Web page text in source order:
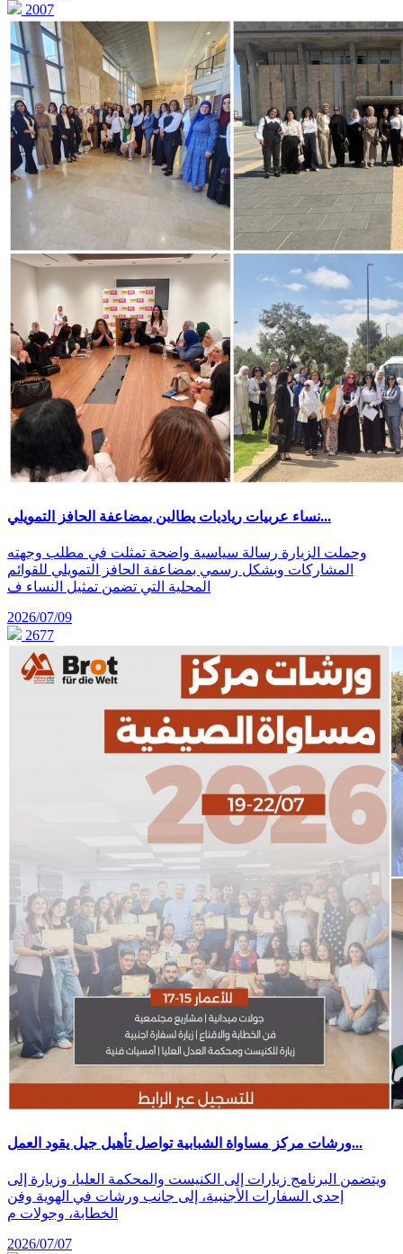
2007
نساء عربيات رياديات يطالبن بمضاعفة الحافز التمويلي...
وحملت الزيارة رسالة سياسية واضحة تمثلت في مطلب وجهته
المشاركات وبشكل رسمي بمضاعفة الحافز التمويلي للقوائم
المحلية التي تضمن تمثيل النساء ف
2026/07/09
2677
ورشات مركز مساواة الشبابية تواصل تأهيل جيل يقود العمل...
ويتضمن البرنامج زيارات إلى الكنيست والمحكمة العليا، وزيارة إلى
إحدى السفارات الأجنبية، إلى جانب ورشات في الهوية وفن
الخطابة، وجولات م
2026/07/07